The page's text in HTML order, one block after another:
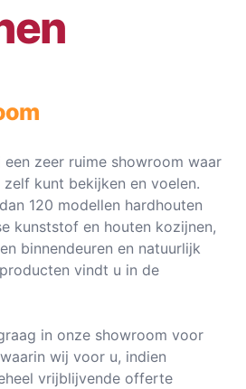
een zeer ruime showroom waar
kunt bekijken en voelen.
120 modellen hardhouten
kunststof en houten kozijnen,
binnendeuren en natuurlijk
vindt u in de
in onze showroom voor
wij voor u, indien
vrijblijvende offerte